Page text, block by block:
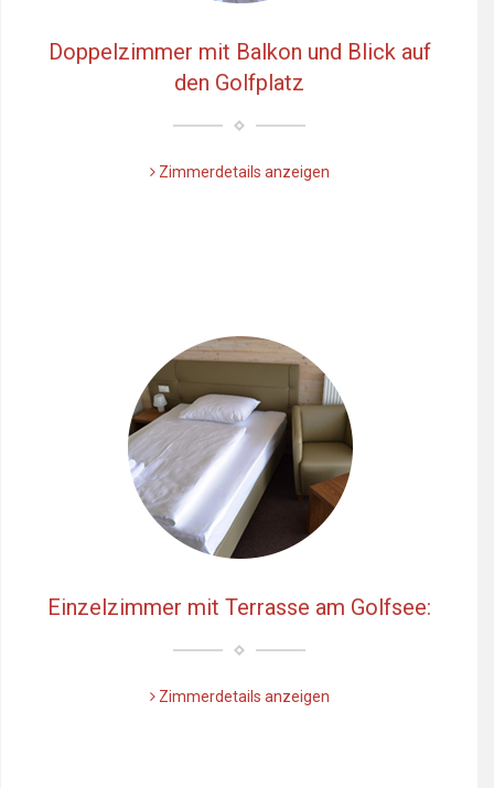
Doppelzimmer mit Balkon und Blick auf
den Golfplatz
Zimmerdetails anzeigen
Einzelzimmer mit Terrasse am Golfsee:
Zimmerdetails anzeigen